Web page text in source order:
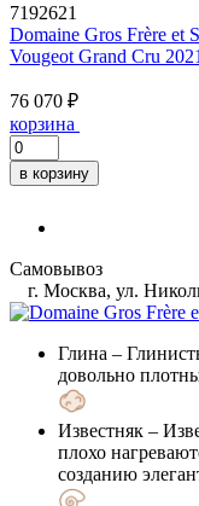
7192621
Domaine Gros Frère et
Vougeot Grand Cru
76 070 ₽
корзина
в корзину
Самовывоз
г. Москва, ул.
Глина –
довольно
Известняк –
плохо
созданию